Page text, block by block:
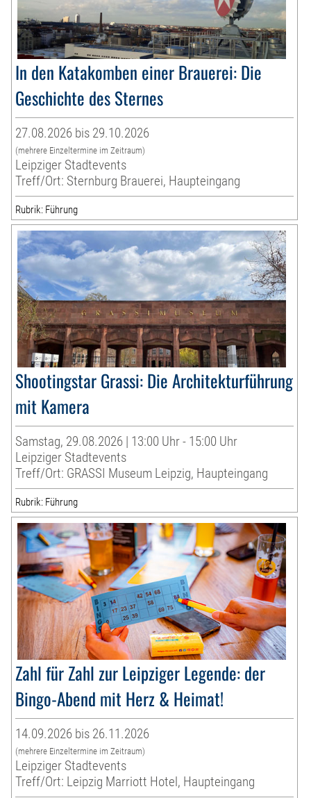
In den Katakomben einer Brauerei: Die
Geschichte des Sternes
27.08.2026 bis 29.10.2026
(mehrere Einzeltermine im Zeitraum)
Leipziger Stadtevents
Treff/Ort: Sternburg Brauerei, Haupteingang
Rubrik: Führung
Shootingstar Grassi: Die Architekturführung
mit Kamera
Samstag, 29.08.2026 | 13:00 Uhr - 15:00 Uhr
Leipziger Stadtevents
Treff/Ort: GRASSI Museum Leipzig, Haupteingang
Rubrik: Führung
Zahl für Zahl zur Leipziger Legende: der
Bingo-Abend mit Herz & Heimat!
14.09.2026 bis 26.11.2026
(mehrere Einzeltermine im Zeitraum)
Leipziger Stadtevents
Treff/Ort: Leipzig Marriott Hotel, Haupteingang